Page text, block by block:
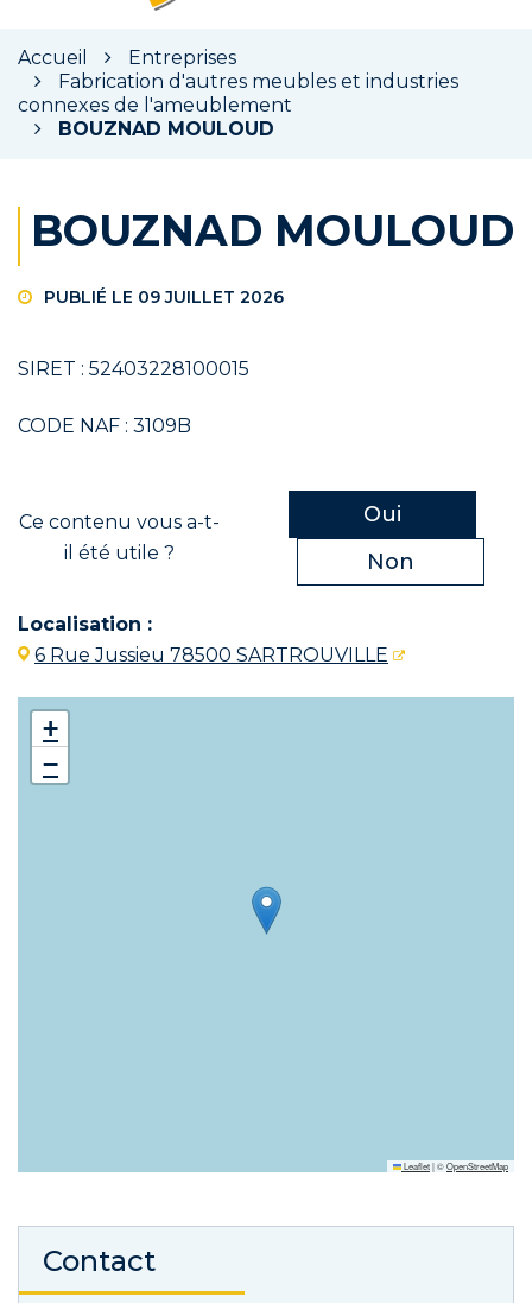
Accueil
Entreprises
Fabrication d'autres meubles et industries
connexes de l'ameublement
BOUZNAD MOULOUD
BOUZNAD MOULOUD
PUBLIÉ LE 09 JUILLET 2026
SIRET : 52403228100015
CODE NAF : 3109B
Ce contenu vous a-t-
il été utile ?
Oui
Non
Localisation :
6 Rue Jussieu 78500 SARTROUVILLE
+
−
Leaflet|©OpenStreetMap
Contact